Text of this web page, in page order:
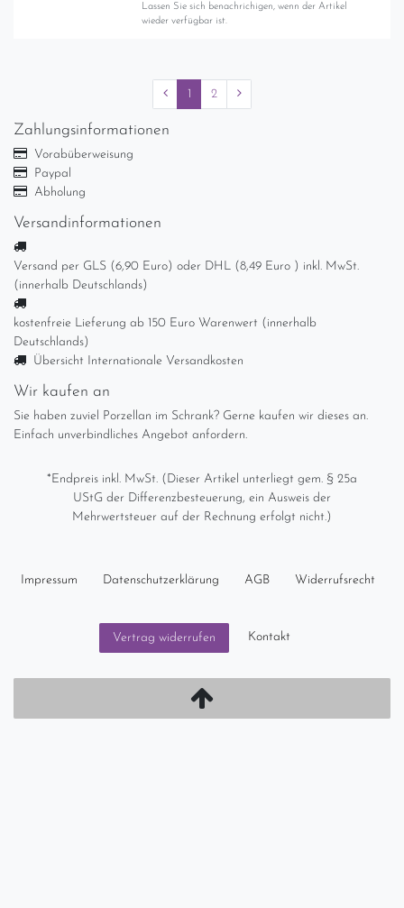
Lassen Sie sich benachrichigen, wenn der Artikel
wieder verfügbar ist.
1 2
Zahlungsinformationen
Vorabüberweisung
Paypal
Abholung
Versandinformationen
Versand per GLS (6,90 Euro) oder DHL (8,49 Euro ) inkl. MwSt.
(innerhalb Deutschlands)
kostenfreie Lieferung ab 150 Euro Warenwert (innerhalb
Deutschlands)
Übersicht Internationale Versandkosten
Wir kaufen an
Sie haben zuviel Porzellan im Schrank? Gerne kaufen wir dieses an.
Einfach unverbindliches Angebot anfordern.
*Endpreis inkl. MwSt. (Dieser Artikel unterliegt gem. § 25a
UStG der Differenzbesteuerung, ein Ausweis der
Mehrwertsteuer auf der Rechnung erfolgt nicht.)
Impressum Daten­schutz­erklärung AGB Widerrufs­recht
Vertrag widerrufen Kontakt